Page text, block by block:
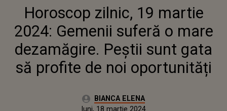
GEMENII SUFERĂ O MARE DEZAMĂGIRE.
PEȘTII SUNT GATA SĂ PROFITE DE NOI
OPORTUNITĂȚI
Horoscop zilnic, 19 martie
2024: Gemenii suferă o mare
dezamăgire. Peștii sunt gata
să profite de noi oportunități
Autor:BIANCA ELENA
Actualizat:
luni, 18 martie 2024